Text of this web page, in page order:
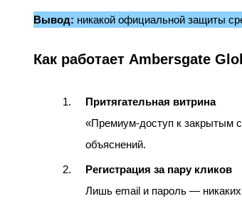
Вывод: никакой официальной защиты
Как работает Ambersgate
Притягательная витрина
«Премиум‑доступ к закрытым
объяснений.
Регистрация за пару кликов
Лишь email и пароль — никаких